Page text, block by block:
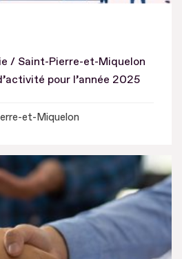
/ Saint-Pierre-et-Miquelon
pour l’année 2025
et-Miquelon